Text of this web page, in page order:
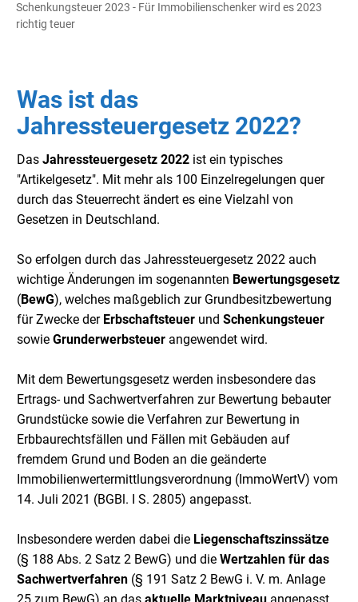
Schenkungsteuer 2023 - Für Immobilienschenker wird es 2023
richtig teuer
Was ist das
Jahressteuergesetz 2022?
Das Jahressteuergesetz 2022 ist ein typisches
"Artikelgesetz". Mit mehr als 100 Einzelregelungen quer
durch das Steuerrecht ändert es eine Vielzahl von
Gesetzen in Deutschland.
So erfolgen durch das Jahressteuergesetz 2022 auch
wichtige Änderungen im sogenannten Bewertungsgesetz
(BewG), welches maßgeblich zur Grundbesitzbewertung
für Zwecke der Erbschaftsteuer und Schenkungsteuer
sowie Grunderwerbsteuer angewendet wird.
Mit dem Bewertungsgesetz werden insbesondere das
Ertrags- und Sachwertverfahren zur Bewertung bebauter
Grundstücke sowie die Verfahren zur Bewertung in
Erbbaurechtsfällen und Fällen mit Gebäuden auf
fremdem Grund und Boden an die geänderte
Immobilienwertermittlungsverordnung (ImmoWertV) vom
14. Juli 2021 (BGBl. I S. 2805) angepasst.
Insbesondere werden dabei die Liegenschaftszinssätze
(§ 188 Abs. 2 Satz 2 BewG) und die Wertzahlen für das
Sachwertverfahren (§ 191 Satz 2 BewG i. V. m. Anlage
25 zum BewG) an das aktuelle Marktniveau angepasst.